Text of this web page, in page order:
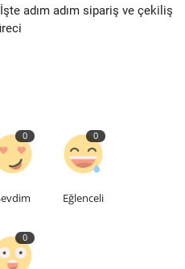
adım adım sipariş ve çekiliş
0 0
Eğlenceli
0